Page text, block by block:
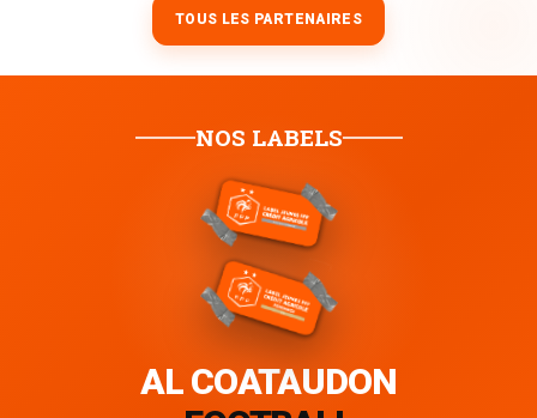
TOUS LES PARTENAIRES
NOS LABELS
AL COATAUDON